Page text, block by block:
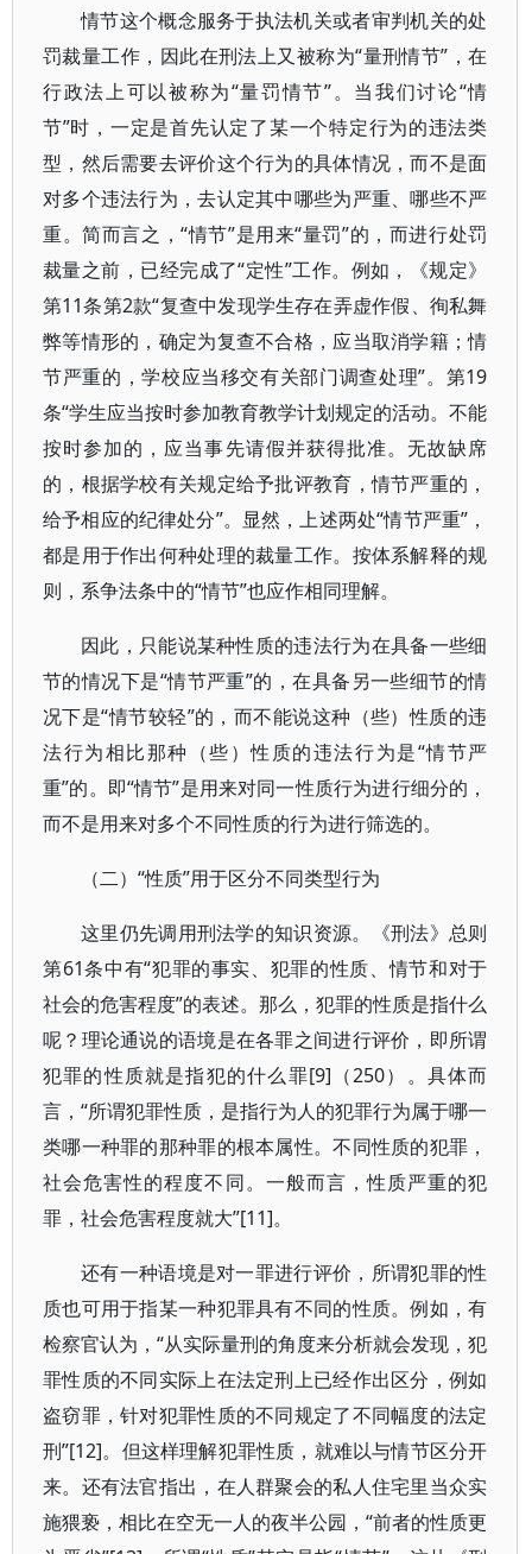
情节这个概念服务于执法机关或者审判机关的处
罚裁量工作，因此在刑法上又被称为“量刑情节”，在
行政法上可以被称为“量罚情节”。当我们讨论“情
节”时，一定是首先认定了某一个特定行为的违法类
型，然后需要去评价这个行为的具体情况，而不是面
对多个违法行为，去认定其中哪些为严重、哪些不严
重。简而言之，“情节”是用来“量罚”的，而进行处罚
裁量之前，已经完成了“定性”工作。例如，《规定》
第11条第2款“复查中发现学生存在弄虚作假、徇私舞
弊等情形的，确定为复查不合格，应当取消学籍；情
节严重的，学校应当移交有关部门调查处理”。第19
条“学生应当按时参加教育教学计划规定的活动。不能
按时参加的，应当事先请假并获得批准。无故缺席
的，根据学校有关规定给予批评教育，情节严重的，
给予相应的纪律处分”。显然，上述两处“情节严重”，
都是用于作出何种处理的裁量工作。按体系解释的规
则，系争法条中的“情节”也应作相同理解。
因此，只能说某种性质的违法行为在具备一些细
节的情况下是“情节严重”的，在具备另一些细节的情
况下是“情节较轻”的，而不能说这种（些）性质的违
法行为相比那种（些）性质的违法行为是“情节严
重”的。即“情节”是用来对同一性质行为进行细分的，
而不是用来对多个不同性质的行为进行筛选的。
（二）“性质”用于区分不同类型行为
这里仍先调用刑法学的知识资源。《刑法》总则
第61条中有“犯罪的事实、犯罪的性质、情节和对于
社会的危害程度”的表述。那么，犯罪的性质是指什么
呢？理论通说的语境是在各罪之间进行评价，即所谓
犯罪的性质就是指犯的什么罪[9]（250）。具体而
言，“所谓犯罪性质，是指行为人的犯罪行为属于哪一
类哪一种罪的那种罪的根本属性。不同性质的犯罪，
社会危害性的程度不同。一般而言，性质严重的犯
罪，社会危害程度就大”[11]。
还有一种语境是对一罪进行评价，所谓犯罪的性
质也可用于指某一种犯罪具有不同的性质。例如，有
检察官认为，“从实际量刑的角度来分析就会发现，犯
罪性质的不同实际上在法定刑上已经作出区分，例如
盗窃罪，针对犯罪性质的不同规定了不同幅度的法定
刑”[12]。但这样理解犯罪性质，就难以与情节区分开
来。还有法官指出，在人群聚会的私人住宅里当众实
施猥亵，相比在空无一人的夜半公园，“前者的性质更